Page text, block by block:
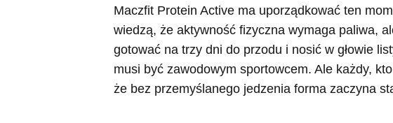
Maczfit Protein Active ma uporządkować ten
wiedzą, że aktywność fizyczna wymaga paliwa,
gotować na trzy dni do przodu i nosić w głowie
musi być zawodowym sportowcem. Ale każdy,
że bez przemyślanego jedzenia forma zaczyna